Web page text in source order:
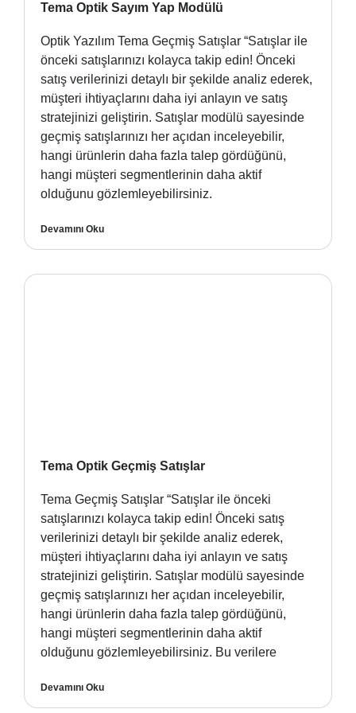
Tema Optik Sayım Yap Modülü
Optik Yazılım Tema Geçmiş Satışlar “Satışlar ile
önceki satışlarınızı kolayca takip edin! Önceki
satış verilerinizi detaylı bir şekilde analiz ederek,
müşteri ihtiyaçlarını daha iyi anlayın ve satış
stratejinizi geliştirin. Satışlar modülü sayesinde
geçmiş satışlarınızı her açıdan inceleyebilir,
hangi ürünlerin daha fazla talep gördüğünü,
hangi müşteri segmentlerinin daha aktif
olduğunu gözlemleyebilirsiniz.
Devamını Oku
Tema Optik Geçmiş Satışlar
Tema Geçmiş Satışlar “Satışlar ile önceki
satışlarınızı kolayca takip edin! Önceki satış
verilerinizi detaylı bir şekilde analiz ederek,
müşteri ihtiyaçlarını daha iyi anlayın ve satış
stratejinizi geliştirin. Satışlar modülü sayesinde
geçmiş satışlarınızı her açıdan inceleyebilir,
hangi ürünlerin daha fazla talep gördüğünü,
hangi müşteri segmentlerinin daha aktif
olduğunu gözlemleyebilirsiniz. Bu verilere
Devamını Oku